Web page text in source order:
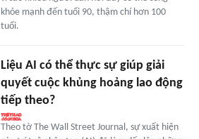
khỏe mạnh đến tuổi 90, thậm chí hơn 100
tuổi.
Liệu AI có thể thực sự giúp giải
quyết cuộc khủng hoảng lao động
tiếp theo?
Theo tờ The Wall Street Journal, sự xuất hiện